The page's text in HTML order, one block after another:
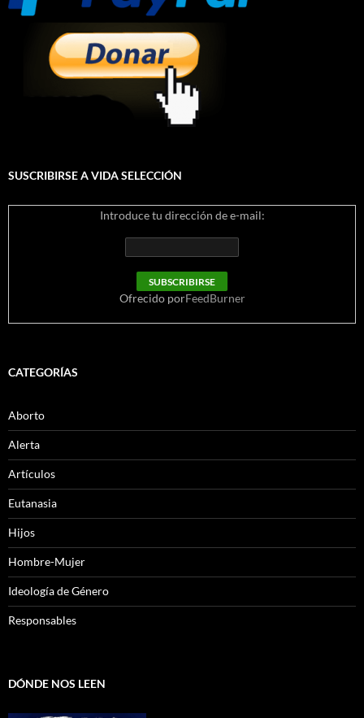
SUSCRIBIRSE A VIDA SELECCIÓN
Introduce tu dirección de e-mail:
Ofrecido porFeedBurner
CATEGORÍAS
Aborto
Alerta
Artículos
Eutanasia
Hijos
Hombre-Mujer
Ideología de Género
Responsables
DÓNDE NOS LEEN